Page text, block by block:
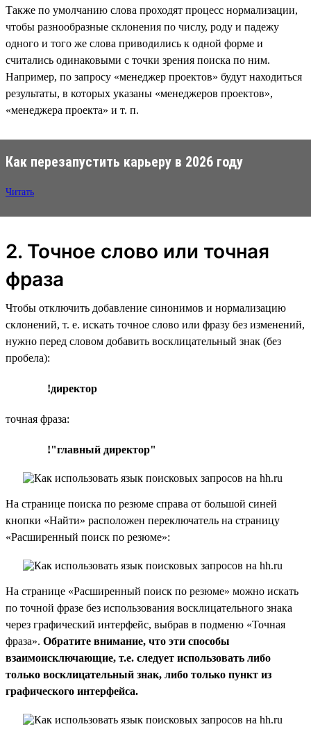
Также по умолчанию слова проходят процесс нормализации,
чтобы разнообразные склонения по числу, роду и падежу
одного и того же слова приводились к одной форме и
считались одинаковыми с точки зрения поиска по ним.
Например, по запросу «менеджер проектов» будут находиться
результаты, в которых указаны «менеджеров проектов»,
«менеджера проекта» и т. п.
Как перезапустить карьеру в 2026 году
Читать
2. Точное слово или точная
фраза
Чтобы отключить добавление синонимов и нормализацию
склонений, т. е. искать точное слово или фразу без изменений,
нужно перед словом добавить восклицательный знак (без
пробела):
!директор
точная фраза:
!"главный директор"
На странице поиска по резюме справа от большой синей
кнопки «Найти» расположен переключатель на страницу
«Расширенный поиск по резюме»:
На странице «Расширенный поиск по резюме» можно искать
по точной фразе без использования восклицательного знака
через графический интерфейс, выбрав в подменю «Точная
фраза». Обратите внимание, что эти способы
взаимоисключающие, т.е. следует использовать либо
только восклицательный знак, либо только пункт из
графического интерфейса.